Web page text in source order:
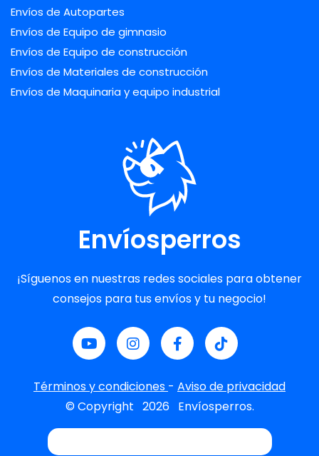
Envíos de Autopartes
Envíos de Equipo de gimnasio
Envíos de Equipo de construcción
Envíos de Materiales de construcción
Envíos de Maquinaria y equipo industrial
Envíosperros
¡Síguenos en nuestras redes sociales para obtener
consejos para tus envíos y tu negocio!
Términos y condiciones - Aviso de privacidad
© Copyright 2026 Envíosperros.